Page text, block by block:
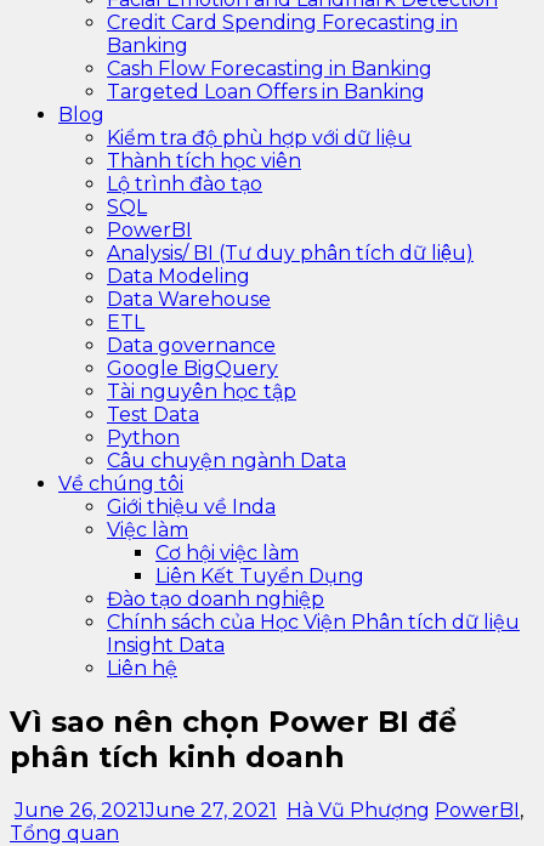
Credit Card Spending Forecasting in
Banking
Cash Flow Forecasting in Banking
Targeted Loan Offers in Banking
Blog
Kiểm tra độ phù hợp với dữ liệu
Thành tích học viên
Lộ trình đào tạo
SQL
PowerBI
Analysis/ BI (Tư duy phân tích dữ liệu)
Data Modeling
Data Warehouse
ETL
Data governance
Google BigQuery
Tài nguyên học tập
Test Data
Python
Câu chuyện ngành Data
Về chúng tôi
Giới thiệu về Inda
Việc làm
Cơ hội việc làm
Liên Kết Tuyển Dụng
Đào tạo doanh nghiệp
Chính sách của Học Viện Phân tích dữ liệu
Insight Data
Liên hệ
Vì sao nên chọn Power BI để
phân tích kinh doanh
June 26, 2021June 27, 2021 Hà Vũ Phượng PowerBI,
Tổng quan